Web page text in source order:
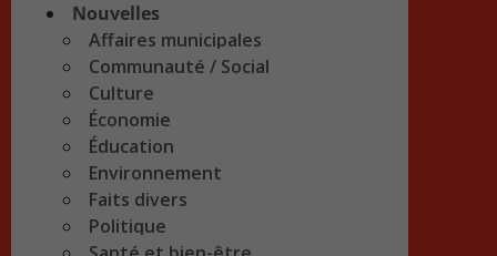
Nouvelles
Affaires municipales
Communauté / Social
Culture
Économie
Éducation
Environnement
Faits divers
Politique